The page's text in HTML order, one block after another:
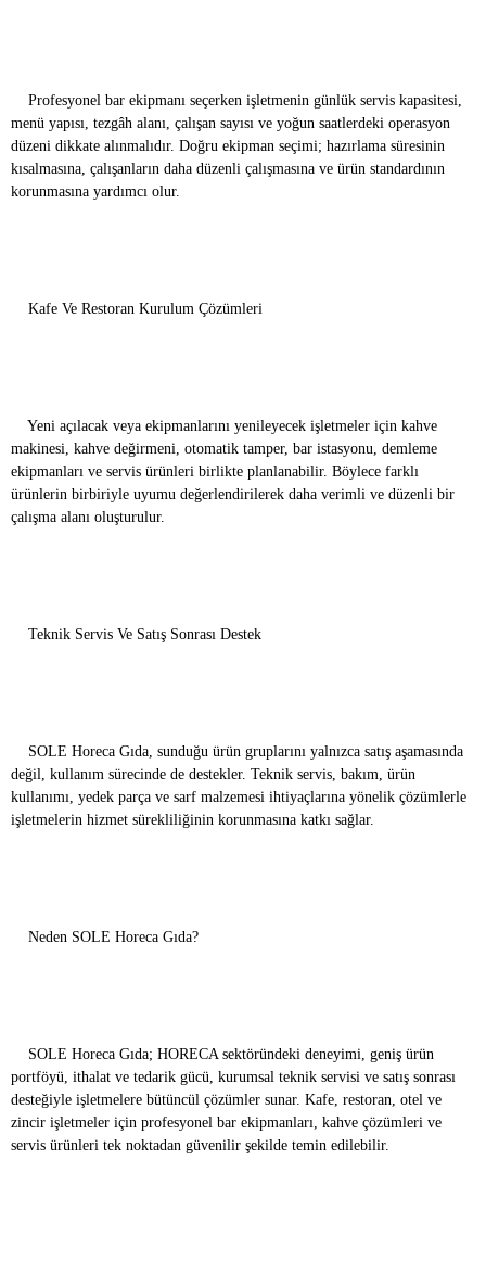
Profesyonel bar ekipmanı seçerken işletmenin günlük servis kapasitesi,
menü yapısı, tezgâh alanı, çalışan sayısı ve yoğun saatlerdeki operasyon
düzeni dikkate alınmalıdır. Doğru ekipman seçimi; hazırlama süresinin
kısalmasına, çalışanların daha düzenli çalışmasına ve ürün standardının
korunmasına yardımcı olur.
Kafe Ve Restoran Kurulum Çözümleri
Yeni açılacak veya ekipmanlarını yenileyecek işletmeler için kahve
makinesi, kahve değirmeni, otomatik tamper, bar istasyonu, demleme
ekipmanları ve servis ürünleri birlikte planlanabilir. Böylece farklı
ürünlerin birbiriyle uyumu değerlendirilerek daha verimli ve düzenli bir
çalışma alanı oluşturulur.
Teknik Servis Ve Satış Sonrası Destek
SOLE Horeca Gıda, sunduğu ürün gruplarını yalnızca satış aşamasında
değil, kullanım sürecinde de destekler. Teknik servis, bakım, ürün
kullanımı, yedek parça ve sarf malzemesi ihtiyaçlarına yönelik çözümlerle
işletmelerin hizmet sürekliliğinin korunmasına katkı sağlar.
Neden SOLE Horeca Gıda?
SOLE Horeca Gıda; HORECA sektöründeki deneyimi, geniş ürün
portföyü, ithalat ve tedarik gücü, kurumsal teknik servisi ve satış sonrası
desteğiyle işletmelere bütüncül çözümler sunar. Kafe, restoran, otel ve
zincir işletmeler için profesyonel bar ekipmanları, kahve çözümleri ve
servis ürünleri tek noktadan güvenilir şekilde temin edilebilir.